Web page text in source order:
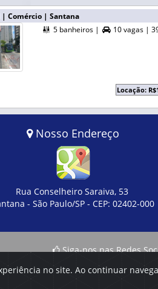
no site. Ao continuar
| Comércio | Santana
 5 banheiros |  10 vagas |
Locação:
Nosso Endereço
Rua Conselheiro Saraiva, 53
- São Paulo/SP - CEP: 02402-000
Siga-nos nas Redes
o direito de alterar, a qualquer